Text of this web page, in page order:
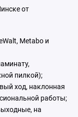
от
Metabo и
пилкой);
ход, наклонная
работы;
на